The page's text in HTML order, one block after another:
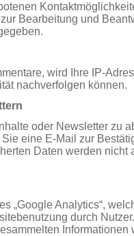
Bearbeitung und
wird Ihre IP-
nachverfolgen können.
oder Newsletter zu
eine E-Mail zur
Daten werden
„Google Analytics“,
durch